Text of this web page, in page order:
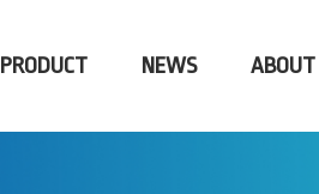
PRODUCT NEWS ABOUT